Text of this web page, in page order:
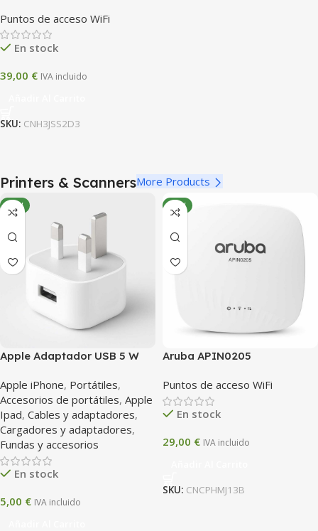
Puntos de acceso WiFi
En stock
39,00 € IVA incluido
SKU: CNH3JSS2D3
Printers & ScannersMore Products
NEW
Apple Adaptador USB 5 W
para iPhone / iPad
Apple iPhone, Portátiles,
Accesorios de portátiles, Apple
Ipad, Cables y adaptadores,
Cargadores y adaptadores,
Fundas y accesorios
En stock
5,00 € IVA incluido
NEW
Aruba APIN0205
Puntos de acceso WiFi
En stock
29,00 € IVA incluido
SKU: CNCPHMJ13B